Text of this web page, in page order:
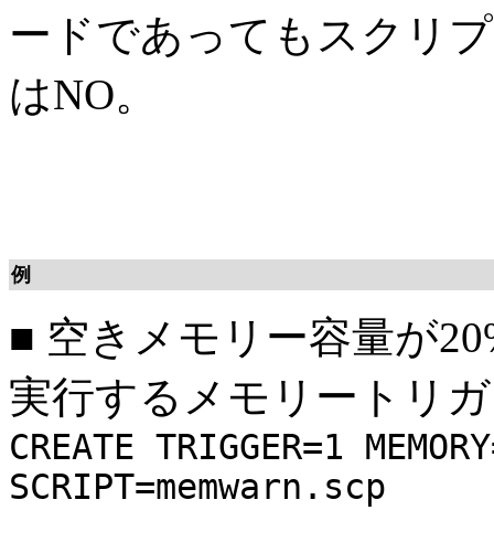
ードであってもスクリ
はNO。
例
■ 空きメモリー容量が
実行するメモリートリ
CREATE TRIGGER=1
SCRIPT=memwarn.scp